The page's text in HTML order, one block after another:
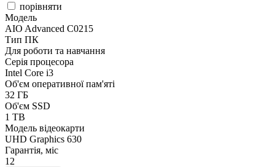
порівняти
Модель
AIO Advanced C0215
Тип ПК
Для роботи та навчання
Серія процесора
Intel Core i3
Об'єм оперативної пам'яті
32 ГБ
Об'єм SSD
1 TB
Модель відеокарти
UHD Graphics 630
Гарантія, міс
12